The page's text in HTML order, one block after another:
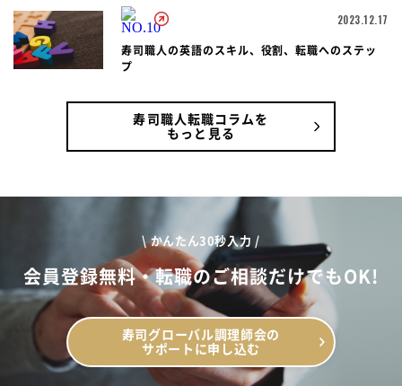
2023.12.17
寿司職人の英語のスキル、役割、転職へのステッ
プ
寿司職人転職コラムを
もっと見る
\ かんたん30秒入力 /
会員登録無料・転職のご相談だけでもOK!
寿司グローバル調理師会の
サポートに申し込む